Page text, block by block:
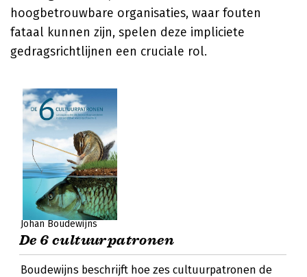
hoogbetrouwbare organisaties, waar fouten
fataal kunnen zijn, spelen deze impliciete
gedragsrichtlijnen een cruciale rol.
Johan Boudewijns
De 6 cultuurpatronen
Boudewijns beschrijft hoe zes cultuurpatronen de